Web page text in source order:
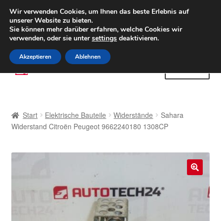
LIEFERUNG ab 6 EUR
Weltweiter Versand
(800) 500 564Mo-Fr 9-16 Uhr
Zur
Navigation
Zum
Inhalt
AGB
Datenschutz-Bestimmungen
Start Elektrische Bauteile Widerstände
Sahara
Widerstand Citroën Peugeot 9662240180 1308CP
Wir verwenden Cookies, um Ihnen das beste Erlebnis auf
unserer Website zu bieten.
Sie können mehr darüber erfahren, welche Cookies wir
verwenden, oder sie untersettings deaktivieren.
Akzeptieren Ablehnen